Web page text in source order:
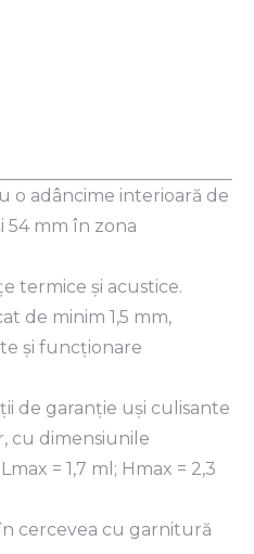
o adâncime interioară de
54 mm în zona
termice şi acustice.
de minim 1,5 mm,
şi funcţionare
de garanţie uşi culisante
cu dimensiunile
= 1,7 ml; Hmax = 2,3
cercevea cu garnitură